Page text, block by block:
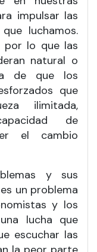
impulsar las
luchamos.
por lo que las
natural o
de que los
que
ilimitada,
de
el cambio
y sus
un problema
y los
lucha que
escuchar las